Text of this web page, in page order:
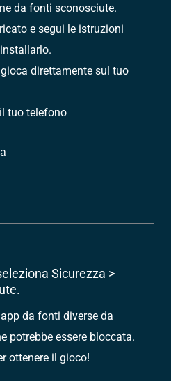
da fonti sconosciute.
e segui le istruzioni
direttamente sul tuo
il tuo telefono
Sicurezza >
da fonti diverse da
potrebbe essere bloccata.
ottenere il gioco!